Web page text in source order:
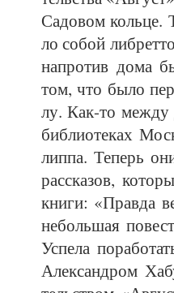
Са­до­вом коль­це.
ло со­бой
на­про­тив до­ма
том, что бы­ло
лу. Как-то меж­ду
биб­лио­те­ках
лип­па. Те­перь
рас­ска­зов,
кни­ги: «Прав­да
не­боль­шая
Успе­ла
Алек­сан­дром